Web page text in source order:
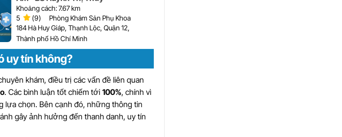
Khoảng cách: 7.67 km
5
(9)
Phòng Khám Sản Phụ Khoa
184 Hà Huy Giáp, Thạnh Lộc, Quận 12,
Thành phố Hồ Chí Minh
uy tín không?
khám, điều trị các vấn đề liên quan
. Các bình luận tốt chiếm tới 100%, chính vì
lựa chọn. Bên cạnh đó, những thông tin
gây ảnh hưởng đến thanh danh, uy tín